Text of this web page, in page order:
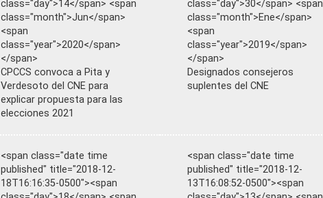
class="day">14</span> <span
class="month">Jun</span>
<span
class="year">2020</span>
</span>
CPCCS convoca a Pita y
Verdesoto del CNE para
explicar propuesta para las
elecciones 2021
class="day">30</span> <span
class="month">Ene</span>
<span
class="year">2019</span>
</span>
Designados consejeros
suplentes del CNE
<span class="date time
published" title="2018-12-
18T16:16:35-0500"><span
<span class="date time
published" title="2018-12-
13T16:08:52-0500"><span